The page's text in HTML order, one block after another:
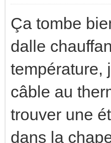
Ça tombe
dalle
température,
câble au
trouver une
dans la